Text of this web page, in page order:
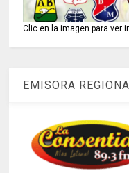
Clic en la imagen para ver
EMISORA